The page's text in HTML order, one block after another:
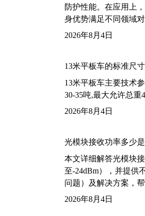
防护性能。在应用上
身优势满足不同领域
2026年8月4日
13米平板车的标准尺
13米平板车主要技术
30-35吨,最大允许总
2026年8月4日
光模块接收功率多少
本文详细解答光模块
至-24dBm），并提供
问题）及解决方案，
2026年8月4日